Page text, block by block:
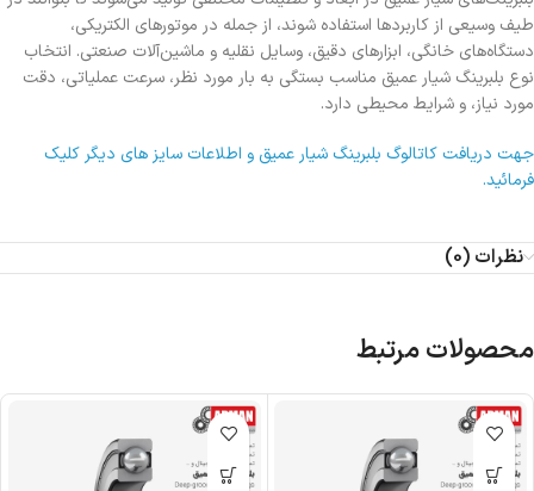
طیف وسیعی از کاربردها استفاده شوند، از جمله در موتورهای الکتریکی،
دستگاه‌های خانگی، ابزارهای دقیق، وسایل نقلیه و ماشین‌آلات صنعتی. انتخاب
نوع بلبرینگ شیار عمیق مناسب بستگی به بار مورد نظر، سرعت عملیاتی، دقت
مورد نیاز، و شرایط محیطی دارد.
جهت دریافت کاتالوگ بلبرینگ شیار عمیق و اطلاعات سایز های دیگر کلیک
فرمائید.
نظرات (0)
محصولات مرتبط